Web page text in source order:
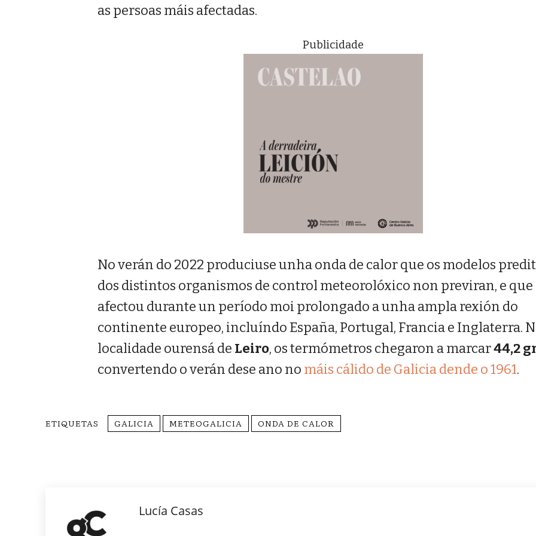
as persoas máis afectadas.
Publicidade
No verán do 2022 produciuse unha onda de calor que os modelos
dos distintos organismos de control meteorolóxico non previran, e que
afectou durante un período moi prolongado a unha ampla rexión do
continente europeo, incluíndo España, Portugal, Francia e Inglaterra.
localidade ourensá de Leiro, os termómetros chegaron a marcar44,2
convertendo o verán dese ano no máis cálido de Galicia dende o 1961.
ETIQUETAS GALICIA METEOGALICIA ONDA DE CALOR
Lucía Casas